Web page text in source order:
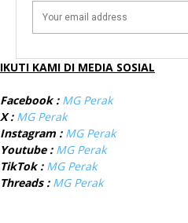
IKUTI KAMI DI MEDIA SOSIAL
Facebook : MG Perak
X : MG Perak
Instagram : MG Perak
Youtube : MG Perak
TikTok : MG Perak
Threads : MG Perak